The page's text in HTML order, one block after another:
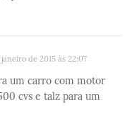
janeiro de 2015 às 22:07
um carro com motor
cvs e talz para um